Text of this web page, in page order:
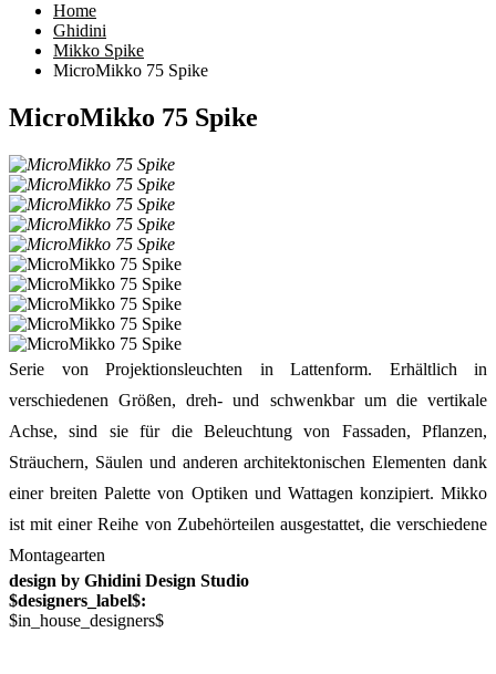
Home
Ghidini
Mikko Spike
MicroMikko 75 Spike
MicroMikko 75 Spike
Serie von Projektionsleuchten in Lattenform. Erhältlich in
verschiedenen Größen, dreh- und schwenkbar um die vertikale
Achse, sind sie für die Beleuchtung von Fassaden, Pflanzen,
Sträuchern, Säulen und anderen architektonischen Elementen dank
einer breiten Palette von Optiken und Wattagen konzipiert. Mikko
ist mit einer Reihe von Zubehörteilen ausgestattet, die verschiedene
Montagearten
design by Ghidini Design Studio
$designers_label$:
$in_house_designers$